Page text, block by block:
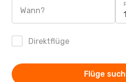
Wann?
Direktflüge
Flüge